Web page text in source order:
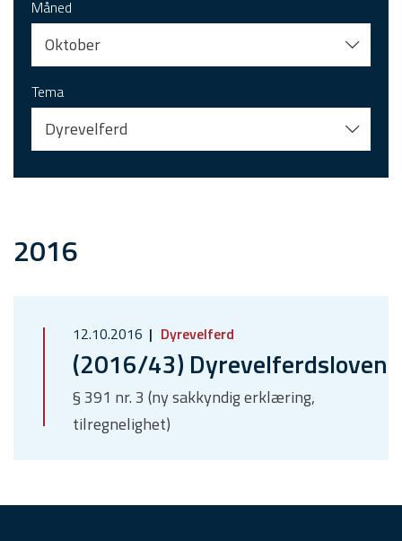
Måned
Oktober
Tema
Dyrevelferd
2016
12.10.2016 Dyrevelferd
(2016/43) Dyrevelferdsloven
§ 391 nr. 3 (ny sakkyndig erklæring,
tilregnelighet)